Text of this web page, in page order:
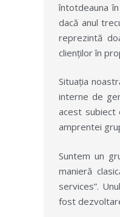
întotdeauna
dacă anul
reprezintă
clienților în
Situația
interne de
acest subiect
amprentei
Suntem un
manieră
services”.
fost